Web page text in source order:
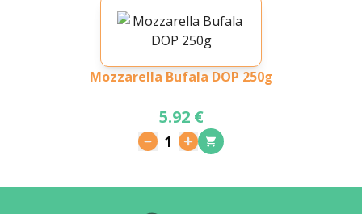
Mozzarella Bufala DOP 250g
5.92 €
1